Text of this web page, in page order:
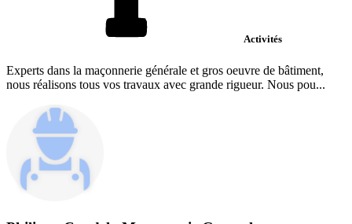
Activités
Experts dans la maçonnerie générale et gros oeuvre de bâtiment,
nous réalisons tous vos travaux avec grande rigueur. Nous pou...